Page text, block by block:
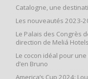
Catalogne, une
Les nouveautés 2023-
Le Palais des Congrès
direction de Meliá
Le cocon idéal pour
d’en Bruno
America’s Cup 2024: